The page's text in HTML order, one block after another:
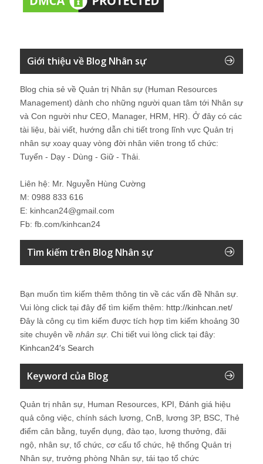
Giới thiệu về Blog Nhân sự
Blog chia sẻ về Quản trị Nhân sự (Human Resources
Management) dành cho những người quan tâm tới Nhân sự
và Con người như CEO, Manager, HRM, HR). Ở đây có các
tài liệu, bài viết, hướng dẫn chi tiết trong lĩnh vực Quản trị
nhân sự xoay quay vòng đời nhân viên trong tổ chức:
Tuyển - Dạy - Dùng - Giữ - Thải.
Liên hệ: Mr. Nguyễn Hùng Cường
M: 0988 833 616
E: kinhcan24@gmail.com
Fb: fb.com/kinhcan24
Tìm kiếm trên Blog Nhân sự
Bạn muốn tìm kiếm thêm thông tin về các vấn đề Nhân sự.
Vui lòng click tại đây để tìm kiếm thêm: http://kinhcan.net/
Đây là công cụ tìm kiếm được tích hợp tìm kiếm khoảng 30
site chuyên về nhân sự. Chi tiết vui lòng click tại đây:
Kinhcan24′s Search
Keyword của Blog
Quản trị nhân sự, Human Resources, KPI, Đánh giá hiệu
quả công việc, chính sách lương, CnB, lương 3P, BSC, Thẻ
điểm cân bằng, tuyển dụng, đào tạo, lương thưởng, đãi
ngộ, nhân sự, tổ chức, cơ cấu tổ chức, hệ thống Quản trị
Nhân sự, trưởng phòng Nhân sự, tái tạo tổ chức